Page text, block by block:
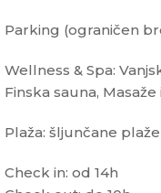
Parking (ograničen
Wellness & Spa:
Finska sauna,
Plaža: šljunčane plaže
Check in: od 14h